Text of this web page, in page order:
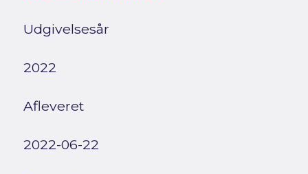
Udgivelsesår
2022
Afleveret
2022-06-22